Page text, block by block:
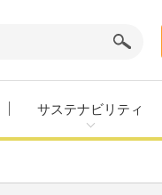
サステナビリティ